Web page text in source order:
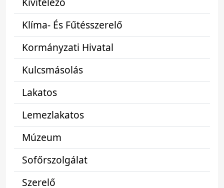
Klíma- És Fűtésszerelő
Kormányzati Hivatal
Kulcsmásolás
Lakatos
Lemezlakatos
Múzeum
Sofőrszolgálat
Szerelő